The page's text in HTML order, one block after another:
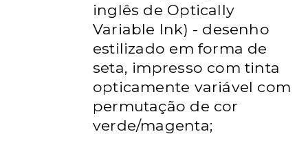
inglês de Optically
Variable Ink) - desenho
estilizado em forma de
seta, impresso com tinta
opticamente variável com
permutação de cor
verde/magenta;